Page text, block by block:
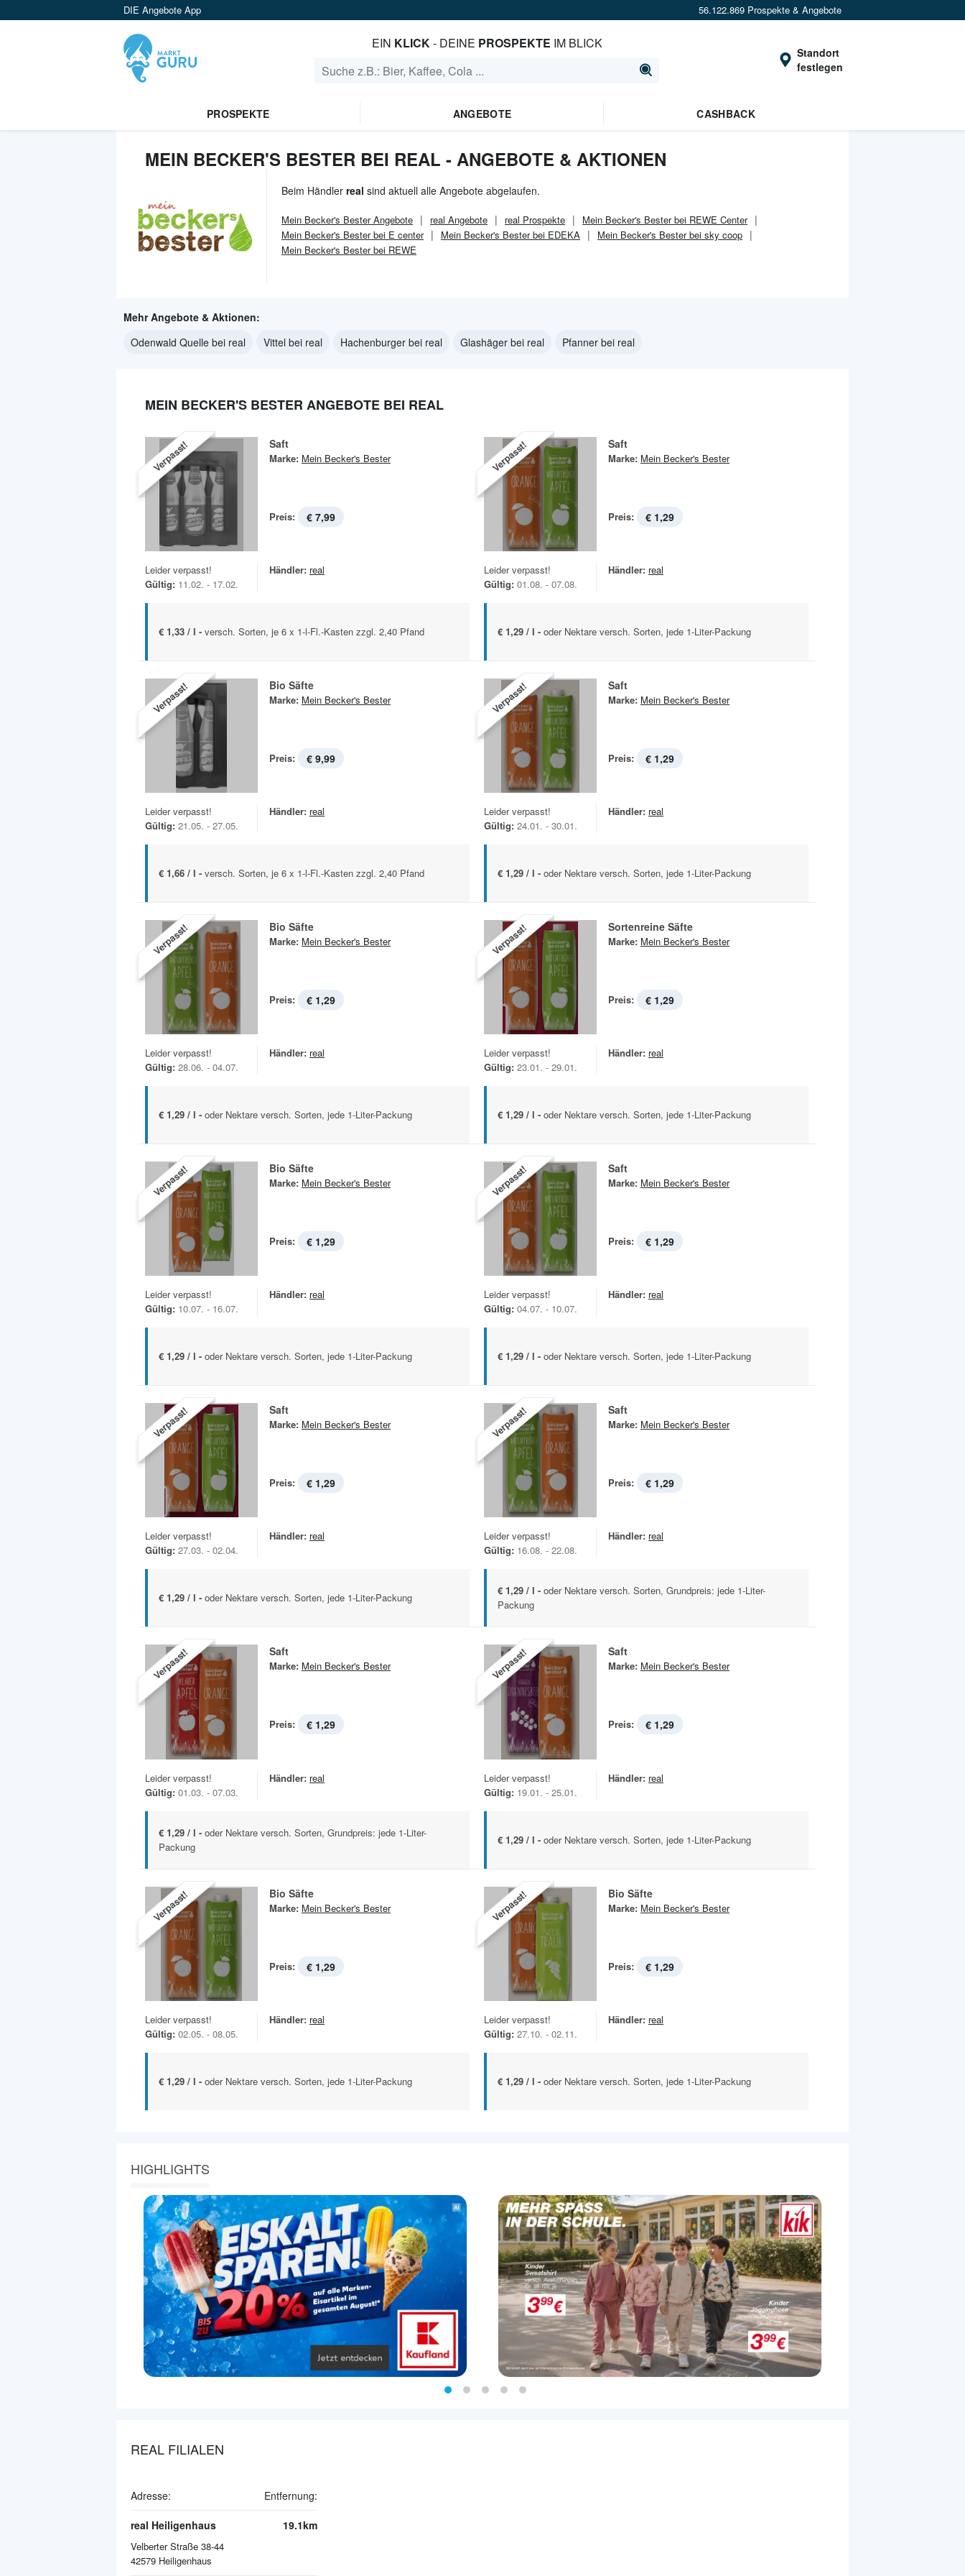
DIE Angebote App 56.122.869 Prospekte & Angebote
EIN KLICK- DEINE PROSPEKTE IM BLICK
Standort
festlegen
PROSPEKTE ANGEBOTE CASHBACK
MEIN BECKER'S BESTER BEI REAL - ANGEBOTE & AKTIONEN
Beim Händler real sind aktuell alle Angebote abgelaufen.
Mein Becker's BesterAngebote real Angebote real Prospekte
Mein Becker's Bester bei REWE Center
Mein Becker's Bester bei E center
Mein Becker's Bester bei EDEKA
Mein Becker's Bester bei sky coop
Mein Becker's Bester bei REWE
Mehr Angebote & Aktionen:
Odenwald Quelle bei real
Vittel bei real Hachenburger bei real Glashäger bei real Pfanner bei real
MEIN BECKER'S BESTER ANGEBOTE BEI REAL
Verpasst! Saft
Marke: Mein Becker's Bester
Preis: € 7,99
Leider verpasst!
Gültig: 11.02. - 17.02.
Händler: real
€ 1,33 / l - versch. Sorten, je 6 x 1-l-Fl.-Kasten zzgl. 2,40 Pfand
Verpasst! Saft
Marke: Mein Becker's Bester
Preis: € 1,29
Leider verpasst!
Gültig: 01.08. - 07.08.
Händler: real
€ 1,29 / l - oder Nektare versch. Sorten, jede 1-Liter-Packung
Verpasst! Bio Säfte
Marke: Mein Becker's Bester
Preis: € 9,99
Leider verpasst!
Gültig: 21.05. - 27.05.
Händler: real
€ 1,66 / l - versch. Sorten, je 6 x 1-l-Fl.-Kasten zzgl. 2,40 Pfand
Verpasst! Saft
Marke: Mein Becker's Bester
Preis: € 1,29
Leider verpasst!
Gültig: 24.01. - 30.01.
Händler: real
€ 1,29 / l - oder Nektare versch. Sorten, jede 1-Liter-Packung
Verpasst! Bio Säfte
Marke: Mein Becker's Bester
Preis: € 1,29
Leider verpasst!
Gültig: 28.06. - 04.07.
Händler: real
€ 1,29 / l - oder Nektare versch. Sorten, jede 1-Liter-Packung
Verpasst! Sortenreine Säfte
Marke: Mein Becker's Bester
Preis: € 1,29
Leider verpasst!
Gültig: 23.01. - 29.01.
Händler: real
€ 1,29 / l - oder Nektare versch. Sorten, jede 1-Liter-Packung
Verpasst! Bio Säfte
Marke: Mein Becker's Bester
Preis: € 1,29
Leider verpasst!
Gültig: 10.07. - 16.07.
Händler: real
€ 1,29 / l - oder Nektare versch. Sorten, jede 1-Liter-Packung
Verpasst! Saft
Marke: Mein Becker's Bester
Preis: € 1,29
Leider verpasst!
Gültig: 04.07. - 10.07.
Händler: real
€ 1,29 / l - oder Nektare versch. Sorten, jede 1-Liter-Packung
Verpasst! Saft
Marke: Mein Becker's Bester
Preis: € 1,29
Leider verpasst!
Gültig: 27.03. - 02.04.
Händler: real
€ 1,29 / l - oder Nektare versch. Sorten, jede 1-Liter-Packung
Verpasst! Saft
Marke: Mein Becker's Bester
Preis: € 1,29
Leider verpasst!
Gültig: 16.08. - 22.08.
Händler: real
€ 1,29 / l - oder Nektare versch. Sorten, Grundpreis: jede 1-Liter-
Packung
Verpasst! Saft
Marke: Mein Becker's Bester
Preis: € 1,29
Leider verpasst!
Gültig: 01.03. - 07.03.
Händler: real
€ 1,29 / l - oder Nektare versch. Sorten, Grundpreis: jede 1-Liter-
Packung
Verpasst! Saft
Marke: Mein Becker's Bester
Preis: € 1,29
Leider verpasst!
Gültig: 19.01. - 25.01.
Händler: real
€ 1,29 / l - oder Nektare versch. Sorten, jede 1-Liter-Packung
Verpasst! Bio Säfte
Marke: Mein Becker's Bester
Preis: € 1,29
Leider verpasst!
Gültig: 02.05. - 08.05.
Händler: real
€ 1,29 / l - oder Nektare versch. Sorten, jede 1-Liter-Packung
Verpasst! Bio Säfte
Marke: Mein Becker's Bester
Preis: € 1,29
Leider verpasst!
Gültig: 27.10. - 02.11.
Händler: real
€ 1,29 / l - oder Nektare versch. Sorten, jede 1-Liter-Packung
HIGHLIGHTS
REAL FILIALEN
Adresse: Entfernung:
real Heiligenhaus
Velberter Straße 38-44
42579 Heiligenhaus
19.1km